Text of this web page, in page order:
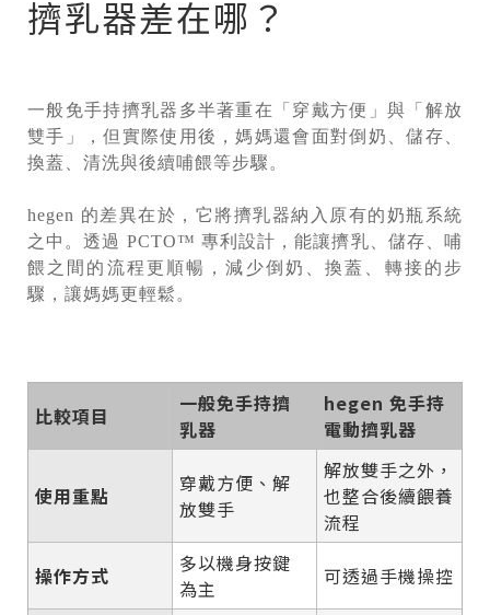
擠乳器差在哪？
一般免手持擠乳器多半著重在「穿戴方便」與「解放
雙手」，但實際使用後，媽媽還會面對倒奶、儲存、
換蓋、清洗與後續哺餵等步驟。
hegen 的差異在於，它將擠乳器納入原有的奶瓶系統
之中。透過 PCTO™ 專利設計，能讓擠乳、儲存、哺
餵之間的流程更順暢，減少倒奶、換蓋、轉接的步
驟，讓媽媽更輕鬆。
比較項目
一般免手持擠
乳器
hegen 免手持
電動擠乳器
使用重點
穿戴方便、解
放雙手
解放雙手之外，
也整合後續餵養
流程
操作方式
多以機身按鍵
為主
可透過手機操控